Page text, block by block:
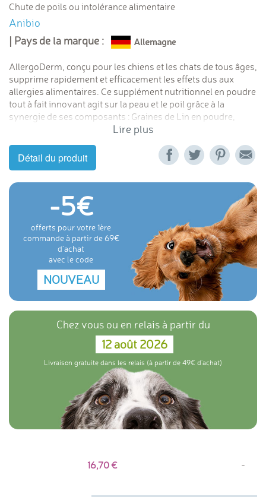
Chute de poils ou intolérance alimentaire
Anibio
| Pays de la marque :
AllergoDerm, conçu pour les chiens et les chats de tous âges,
supprime rapidement et efficacement les effets dus aux
allergies alimentaires. Ce supplément nutritionnel en poudre
tout à fait innovant agit sur la peau et le poil grâce à la
synergie de ses composants : Graines de Lin en poudre,
pulpe de pommes, dextrose, partie de plantes (Ortie,
millefeuille.
Lire plus
Détail du produit
-5
offerts pour votre 1ère
commande à partir de 69
d'achat
avec le code
NOUVEAU
Chez vous ou en relais à partir du
12 août 2026
Livraison gratuite dans les relais (à partir de 49€ d'achat)
16,70 -